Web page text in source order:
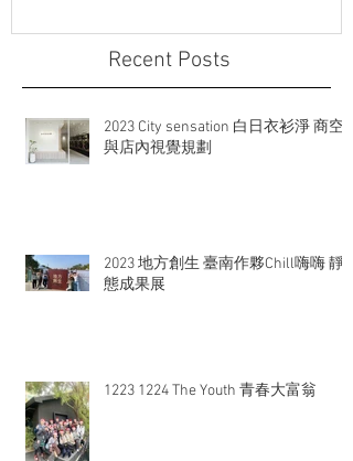
Recent Posts
2023 City sensation 白日衣衫淨 商空
與店內視覺規劃
2023 地方創生 臺南作夥Chill嗨嗨 靜
態成果展
1223 1224 The Youth 青春大富翁